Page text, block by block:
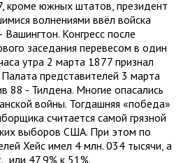
кроме южных штатов, президент
волнениями ввёл войска
Конгресс после
заседания перевесом в один
утра 2 марта 1877 признал
представителей 3 марта
88 - Тилдена. Многие опасались
войны. Тогдашняя «победа»
считается самой грязной
выборов США. При этом по
Хейс имел 4 млн. 034 тысячи, а
или 47,9% к 51%.